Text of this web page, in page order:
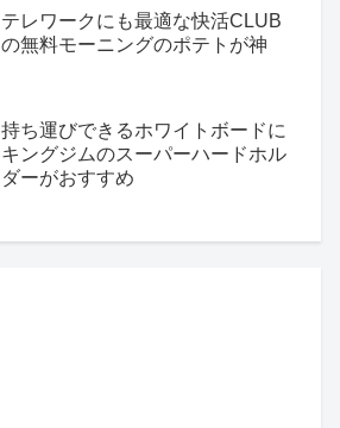
テレワークにも最適な快活CLUB
の無料モーニングのポテトが神
持ち運びできるホワイトボードに
キングジムのスーパーハードホル
ダーがおすすめ